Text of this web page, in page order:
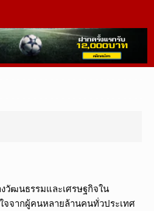
วัฒนธรรมและเศรษฐกิจใน
จจากผู้คนหลายล้านคนทั่วประเทศ